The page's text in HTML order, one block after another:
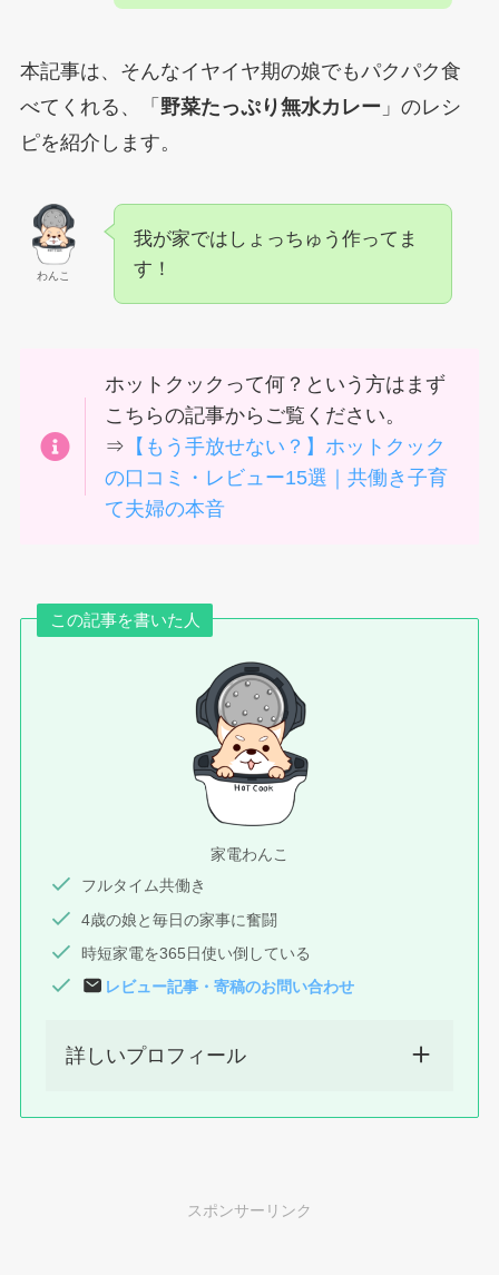
本記事は、そんなイヤイヤ期の娘でもパクパク食
べてくれる、「 野菜たっぷり無水カレー 」のレシ
ピを紹介します。
わんこ
我が家ではしょっちゅう作ってま
す！
ホットクックって何？という方はまず
こちらの記事からご覧ください。
⇒ 【もう手放せない？】ホットクック
の口コミ・レビュー15選｜共働き子育
て夫婦の本音
この記事を書いた人
家電わんこ
フルタイム共働き
4歳の娘と毎日の家事に奮闘
時短家電を365日使い倒している
レビュー記事 ・寄稿のお問い合わせ
詳しいプロフィール
スポンサーリンク